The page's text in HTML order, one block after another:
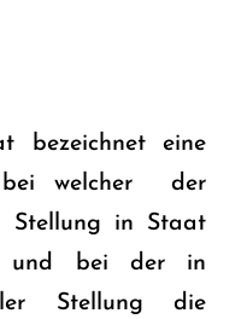
bezeichnet eine
bei welcher der
Stellung in Staat
und bei der in
Stellung die